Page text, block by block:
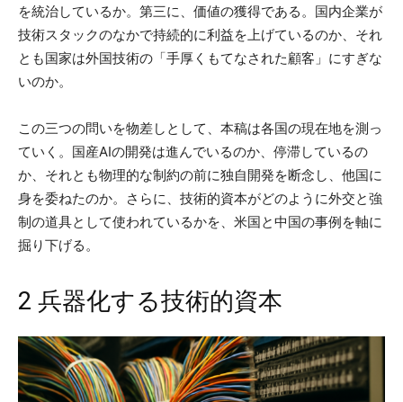
を統治しているか。第三に、価値の獲得である。国内企業が
技術スタックのなかで持続的に利益を上げているのか、それ
とも国家は外国技術の「手厚くもてなされた顧客」にすぎな
いのか。
この三つの問いを物差しとして、本稿は各国の現在地を測っ
ていく。国産AIの開発は進んでいるのか、停滞しているの
か、それとも物理的な制約の前に独自開発を断念し、他国に
身を委ねたのか。さらに、技術的資本がどのように外交と強
制の道具として使われているかを、米国と中国の事例を軸に
掘り下げる。
2 兵器化する技術的資本